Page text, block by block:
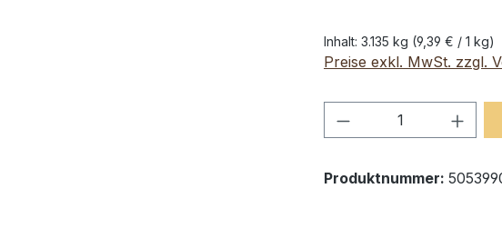
Inhalt: 3.135 kg (9,39 € / 1 kg)
Preise exkl. MwSt. zzgl.
Produkt
Produktnummer: